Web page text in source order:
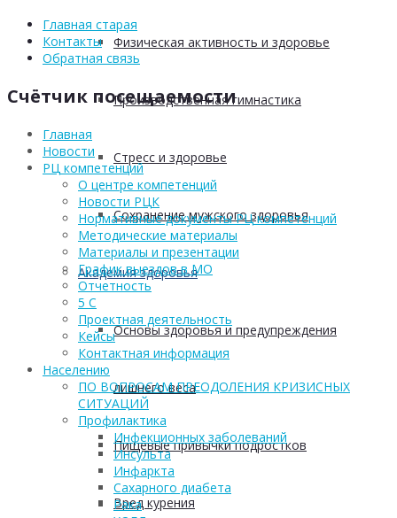
Физическая активность и здоровье
Производственная гимнастика
Стресс и здоровье
Сохранение мужского здоровья
Академия здоровья
Основы здоровья и предупреждения
лишнего веса
Пищевые привычки подростков
Вред курения
Главная старая
Контакты
Обратная связь
Счётчик посещаемости
Главная
Новости
РЦ компетенций
О центре компетенций
Новости РЦК
Нормативные документы РЦ компетенций
Методические материалы
Материалы и презентации
График выездов в МО
Отчетность
5 С
Проектная деятельность
Кейсы
Контактная информация
Населению
ПО ВОПРОСАМ ПРЕОДОЛЕНИЯ КРИЗИСНЫХ
СИТУАЦИЙ
Профилактика
Инфекционных заболеваний
Инсульта
Инфаркта
Сахарного диабета
Рака